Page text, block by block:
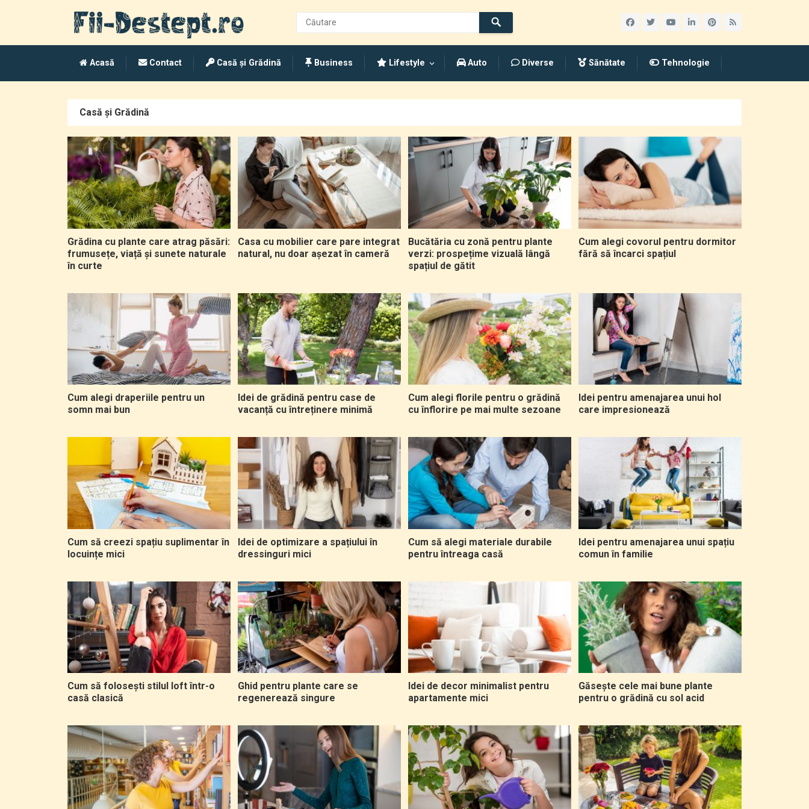
Acasă Contact Casă și Grădină Business Lifestyle Auto Diverse Sănătate Tehnologie
Casă și Grădină
Grădina cu plante care atrag păsări:
frumusețe, viață și sunete naturale
în curte
Casa cu mobilier care pare integrat
natural, nu doar așezat în cameră
Bucătăria cu zonă pentru plante
verzi: prospețime vizuală lângă
spațiul de gătit
Cum alegi covorul pentru dormitor
fără să încarci spațiul
Cum alegi draperiile pentru un
somn mai bun
Idei de grădină pentru case de
vacanță cu întreținere minimă
Cum alegi florile pentru o grădină
cu înflorire pe mai multe sezoane
Idei pentru amenajarea unui hol
care impresionează
Cum să creezi spațiu suplimentar în
locuințe mici
Idei de optimizare a spațiului în
dressinguri mici
Cum să alegi materiale durabile
pentru întreaga casă
Idei pentru amenajarea unui spațiu
comun în familie
Cum să folosești stilul loft într-o
casă clasică
Ghid pentru plante care se
regenerează singure
Idei de decor minimalist pentru
apartamente mici
Găsește cele mai bune plante
pentru o grădină cu sol acid